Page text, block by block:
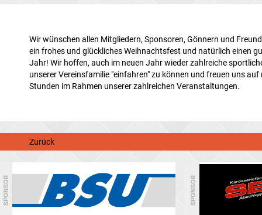
Wir wünschen allen Mitgliedern, Sponsoren, Gönnern und
ein frohes und glückliches Weihnachtsfest und natürlich einen
Jahr! Wir hoffen, auch im neuen Jahr wieder zahlreiche
unserer Vereinsfamilie "einfahren" zu können und freuen uns auf
Stunden im Rahmen unserer zahlreichen Veranstaltungen.
Zurück
SPONSOR SPONSOR